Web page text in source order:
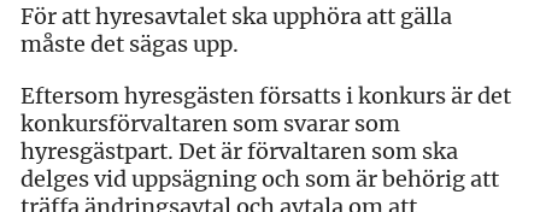
För att hyresavtalet ska upphöra att gälla
måste det sägas upp.
Eftersom hyresgästen försatts i konkurs är det
konkursförvaltaren som svarar som
hyresgästpart. Det är förvaltaren som ska
delges vid uppsägning och som är behörig att
träffa ändringsavtal och avtala om att